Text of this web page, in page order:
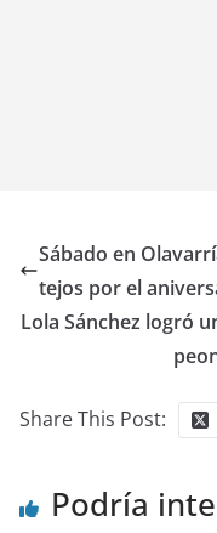
Sábado en
tejos por el
Lola Sánchez logró
Share This Post:
Podría